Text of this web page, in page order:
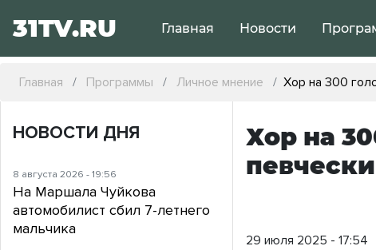
31TV.RU Главная Новости
Главная Программы Личное мнение Хор на 300
Хор на
29 июля 2025 - 17:54
НОВОСТИ ДНЯ
8 августа 2026 - 19:56
На Маршала Чуйкова
автомобилист сбил 7-летнего
мальчика